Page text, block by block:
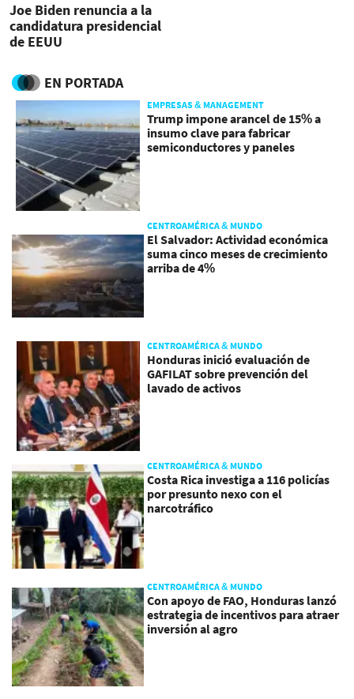
Joe Biden renuncia a la
candidatura presidencial
de EEUU
EN PORTADA
EMPRESAS & MANAGEMENT
Trump impone arancel de 15% a
insumo clave para fabricar
semiconductores y paneles
CENTROAMÉRICA & MUNDO
El Salvador: Actividad económica
suma cinco meses de crecimiento
arriba de 4%
CENTROAMÉRICA & MUNDO
Honduras inició evaluación de
GAFILAT sobre prevención del
lavado de activos
CENTROAMÉRICA & MUNDO
Costa Rica investiga a 116 policías
por presunto nexo con el
narcotráfico
CENTROAMÉRICA & MUNDO
Con apoyo de FAO, Honduras lanzó
estrategia de incentivos para atraer
inversión al agro